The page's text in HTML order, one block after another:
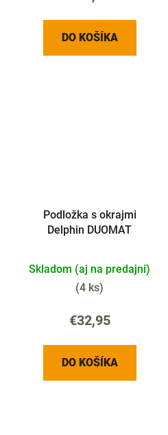
DO KOŠÍKA
Podložka s okrajmi
Delphin DUOMAT
Skladom (aj na predajni)
(4 ks)
€32,95
DO KOŠÍKA